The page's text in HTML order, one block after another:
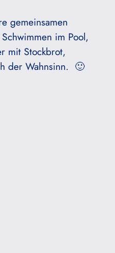
gemeinsamen
im Pool,
mit Stockbrot,
der Wahnsinn. 🙂